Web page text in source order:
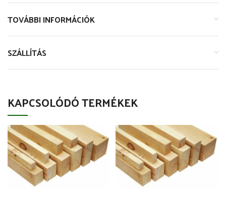
TOVÁBBI INFORMÁCIÓK
SZÁLLÍTÁS
KAPCSOLÓDÓ TERMÉKEK